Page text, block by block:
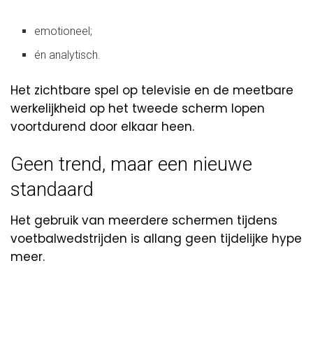
emotioneel;
én analytisch.
Het zichtbare spel op televisie en de meetbare
werkelijkheid op het tweede scherm lopen
voortdurend door elkaar heen.
Geen trend, maar een nieuwe
standaard
Het gebruik van meerdere schermen tijdens
voetbalwedstrijden is allang geen tijdelijke hype
meer.